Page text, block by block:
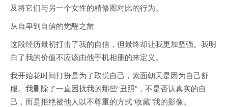
及将它们与另一个女性的精修图对比的行为。
从自卑到自信的觉醒之旅
这段经历最初打击了我的自信，但最终却让我更加坚强。我明
白了我的价值不应该由他手机相册的来定义。
我开始花时间打扮是为了取悦自己，素面朝天是因为自己舒
服。我删除了一直困扰我的那些“丑照”，不是否认真实的自
己，而是拒绝被他人以不尊重的方式“收藏”我的影像。